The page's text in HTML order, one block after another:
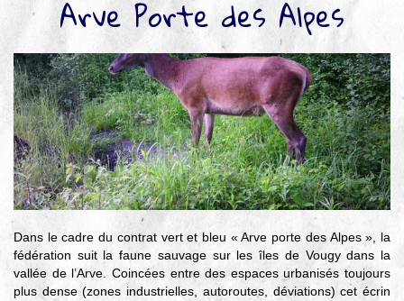
pour l’environnement
▼
Je veux devenir chasseur
▼
Je suis chasseur
▼
Je valide mon permis
Arve Porte des Alpes
Dans le cadre du contrat vert et bleu « Arve porte des Alpes », la
fédération suit la faune sauvage sur les îles de Vougy dans la
vallée de l’Arve. Coincées entre des espaces urbanisés toujours
plus dense (zones industrielles, autoroutes, déviations) cet écrin